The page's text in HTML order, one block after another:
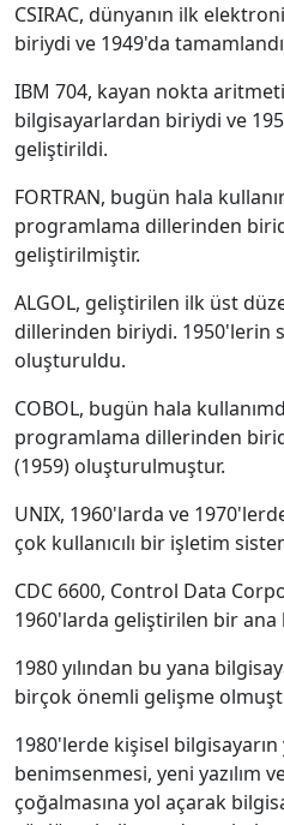
CSIRAC, dünyanın ilk
biriydi ve 1949'da
IBM 704, kayan nokta
bilgisayarlardan biriydi ve
geliştirildi.
FORTRAN, bugün hala
programlama dillerinden
geliştirilmiştir.
ALGOL, geliştirilen ilk üst
dillerinden biriydi. 1950'lerin
oluşturuldu.
COBOL, bugün hala
programlama dillerinden
(1959) oluşturulmuştur.
UNIX, 1960'larda ve
çok kullanıcılı bir işletim
CDC 6600, Control Data
1960'larda geliştirilen bir ana
1980 yılından bu yana
birçok önemli gelişme
1980'lerde kişisel bilgisayarın
benimsenmesi, yeni yazılım
çoğalmasına yol açarak